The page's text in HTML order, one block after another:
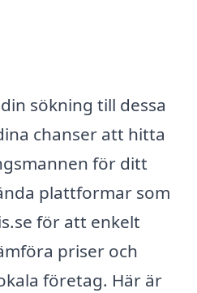
sökning till dessa
chanser att hitta
för ditt
plattformar som
för att enkelt
priser och
företag. Här är